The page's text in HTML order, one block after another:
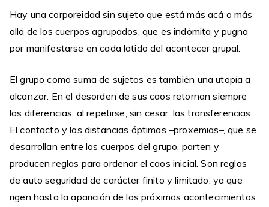
Hay una corporeidad sin sujeto que está más acá o más
allá de los cuerpos agrupados, que es indómita y pugna
por manifestarse en cada latido del acontecer grupal.
El grupo como suma de sujetos es también una utopía a
alcanzar. En el desorden de sus caos retornan siempre
las diferencias, al repetirse, sin cesar, las transferencias.
El contacto y las distancias óptimas –proxemias–, que se
desarrollan entre los cuerpos del grupo, parten y
producen reglas para ordenar el caos inicial. Son reglas
de auto seguridad de carácter finito y limitado, ya que
rigen hasta la aparición de los próximos acontecimientos